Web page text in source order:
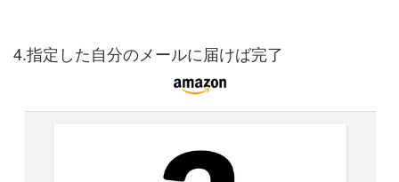
4.指定した自分のメールに届けば完了